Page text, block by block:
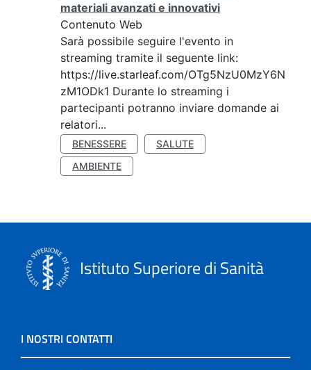
materiali avanzati e innovativi
Contenuto Web
Sarà possibile seguire l'evento in
streaming tramite il seguente link:
https://live.starleaf.com/OTg5NzU0MzY6N
zM1ODk1 Durante lo streaming i
partecipanti potranno inviare domande ai
relatori...
BENESSERE
SALUTE
AMBIENTE
Istituto Superiore di Sanità
I NOSTRI CONTATTI